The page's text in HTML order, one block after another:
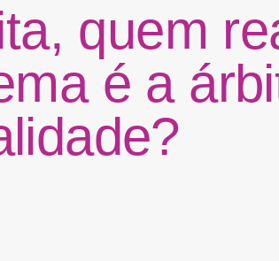
quem
é a